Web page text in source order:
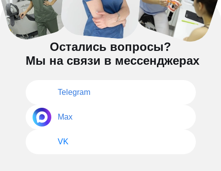
Остались вопросы?
Мы на связи в мессенджерах
Telegram
Max
VK